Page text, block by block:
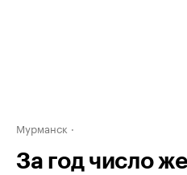
Мурманск
За год число